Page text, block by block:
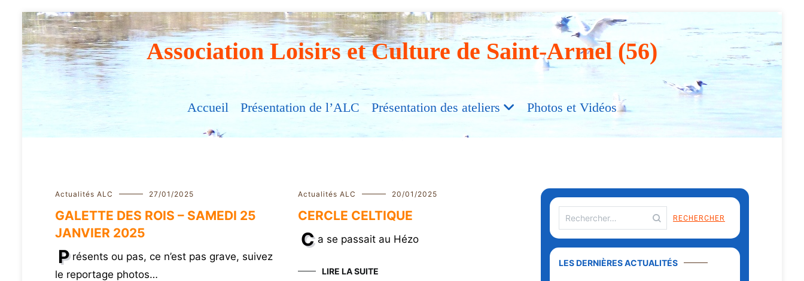
Aller
au
contenu
Association Loisirs et Culture de Saint-Armel (56)
Accueil Présentation de l’ALC Présentation des ateliers Photos et Vidéos
Actualités ALC 27/01/2025
GALETTE DES ROIS – SAMEDI 25
JANVIER 2025
P résents ou pas, ce n’est pas grave, suivez
le reportage photos…
Actualités ALC 20/01/2025
CERCLE CELTIQUE
C a se passait au Hézo
LIRE LA SUITE
LES DERNIÈRES ACTUALITÉS